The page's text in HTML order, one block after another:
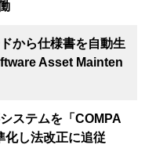
から仕様書を自動生
Asset Mainten
ステムを「COMPA
化し法改正に追従